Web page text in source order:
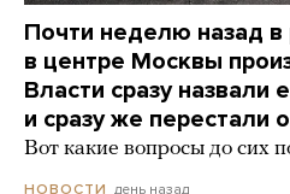
Почти неделю назад в
в центре Москвы
Власти сразу назвали
и сразу же перестали
Вот какие вопросы до сих
НОВОСТИ день назад